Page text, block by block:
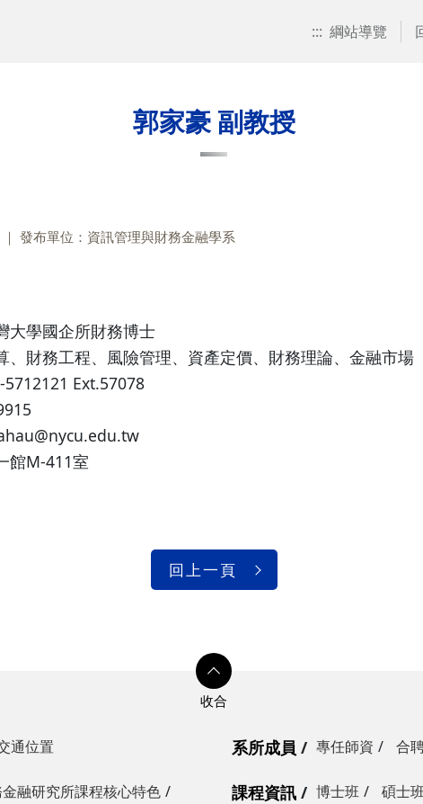
::: 綱站導覽
郭家豪 副教授
發布單位：資訊管理與財務金融學系
大學國企所財務博士
、財務工程、風險管理、資產定價、財務理論、金融市場
5712121 Ext.57078
館M-411室
回上一頁
通位置 系所成員 專任師資 合
融研究所課程核心特色
課程資訊 博士班 碩士